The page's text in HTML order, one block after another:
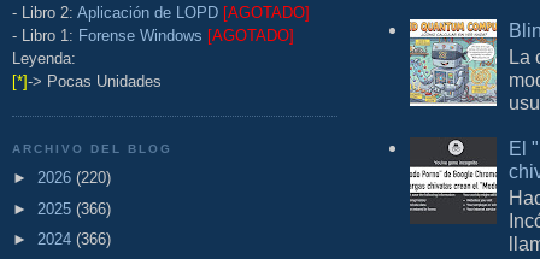
- Libro 2: Aplicación de LOPD [AGOTADO]
- Libro 1: Forense Windows [AGOTADO]
Leyenda:
[*]-> Pocas Unidades
ARCHIVO DEL BLOG
► 2026 (220)
► 2025 (366)
► 2024 (366)
La
El